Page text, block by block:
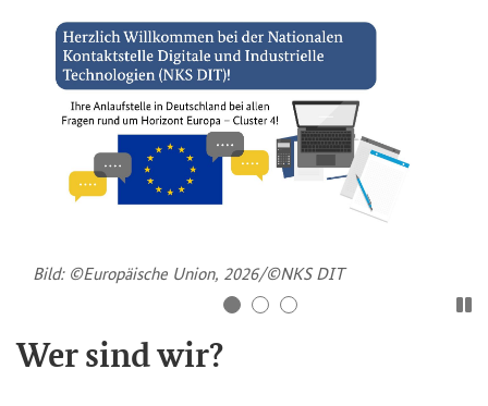
Bild: ©Eu­ro­päi­sche Union, 2026/©NKS DIT
Wer sind wir?